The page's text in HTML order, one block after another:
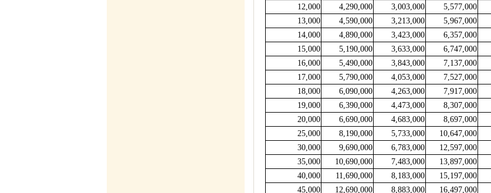
12,000
4,290,000 3,003,000 5,577,000
13,000
4,590,000 3,213,000 5,967,000
14,000
4,890,000 3,423,000 6,357,000
15,000
5,190,000 3,633,000 6,747,000
16,000
5,490,000 3,843,000 7,137,000
17,000
5,790,000 4,053,000 7,527,000
18,000
6,090,000 4,263,000 7,917,000
19,000
6,390,000 4,473,000 8,307,000
20,000
6,690,000 4,683,000 8,697,000
25,000
8,190,000 5,733,000 10,647,000
30,000
9,690,000 6,783,000 12,597,000
35,000
10,690,000 7,483,000 13,897,000
40,000
11,690,000 8,183,000 15,197,000
45,000
12,690,000 8,883,000 16,497,000